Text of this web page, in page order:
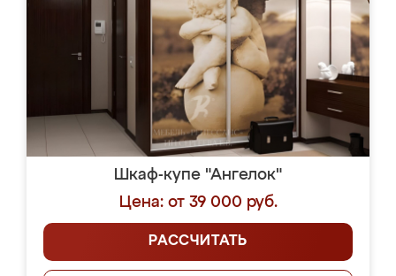
Шкаф-купе "Ангелок"
Цена: от 39 000 руб.
РАССЧИТАТЬ